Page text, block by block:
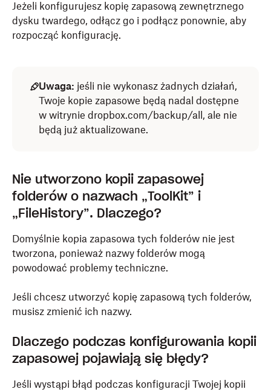
Jeżeli konfigurujesz kopię zapasową zewnętrznego
dysku twardego, odłącz go i podłącz ponownie, aby
rozpocząć konfigurację.
Uwaga: jeśli nie wykonasz żadnych działań,
Twoje kopie zapasowe będą nadal dostępne
w witrynie dropbox.com/backup/all, ale nie
będą już aktualizowane.
Nie utworzono kopii zapasowej
folderów o nazwach „ToolKit” i
„FileHistory”. Dlaczego?
Domyślnie kopia zapasowa tych folderów nie jest
tworzona, ponieważ nazwy folderów mogą
powodować problemy techniczne.
Jeśli chcesz utworzyć kopię zapasową tych folderów,
musisz zmienić ich nazwy.
Dlaczego podczas konfigurowania kopii
zapasowej pojawiają się błędy?
Jeśli wystąpi błąd podczas konfiguracji Twojej kopii